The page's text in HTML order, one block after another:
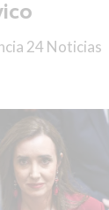
24 Noticias